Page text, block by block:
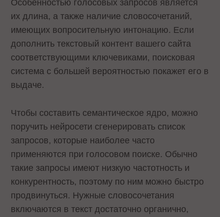
Особенностью голосовых запросов является
их длина, а также наличие словосочетаний,
имеющих вопросительную интонацию. Если
дополнить текстовый контент вашего сайта
соответствующими ключевиками, поисковая
система с большей вероятностью покажет его в
выдаче.
Чтобы составить семантическое ядро, можно
поручить нейросети сгенерировать список
запросов, которые наиболее часто
применяются при голосовом поиске. Обычно
такие запросы имеют низкую частотность и
конкурентность, поэтому по ним можно быстро
продвинуться. Нужные словосочетания
включаются в текст достаточно органично,